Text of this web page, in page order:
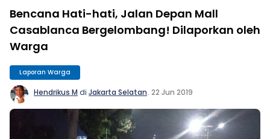
Bencana Hati-hati, Jalan Depan Mall
Casablanca Bergelombang! Dilaporkan oleh
Warga
Laporan Warga
Hendrikus M di Jakarta Selatan. 22 Jun 2019